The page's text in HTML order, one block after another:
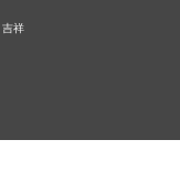
吉祥